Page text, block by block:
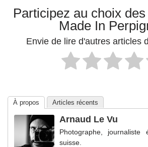
Participez au choix
Made In
Envie de lire d'autres articles
À propos Articles récents
Arnaud Le Vu
Photographe, journaliste
suisse.